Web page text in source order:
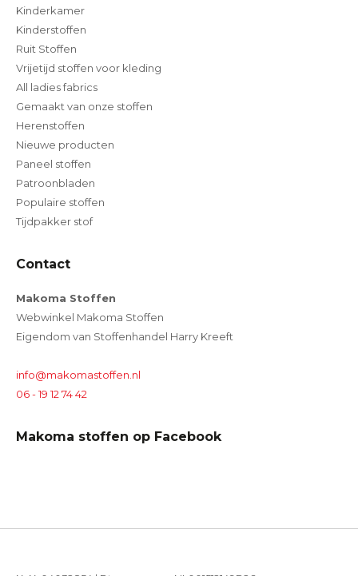
Kinderkamer
Kinderstoffen
Ruit Stoffen
Vrijetijd stoffen voor kleding
All ladies fabrics
Gemaakt van onze stoffen
Herenstoffen
Nieuwe producten
Paneel stoffen
Patroonbladen
Populaire stoffen
Tijdpakker stof
Contact
Makoma Stoffen
Webwinkel Makoma Stoffen
Eigendom van Stoffenhandel Harry Kreeft
info@makomastoffen.nl
06 - 19 12 74 42
Makoma stoffen op Facebook